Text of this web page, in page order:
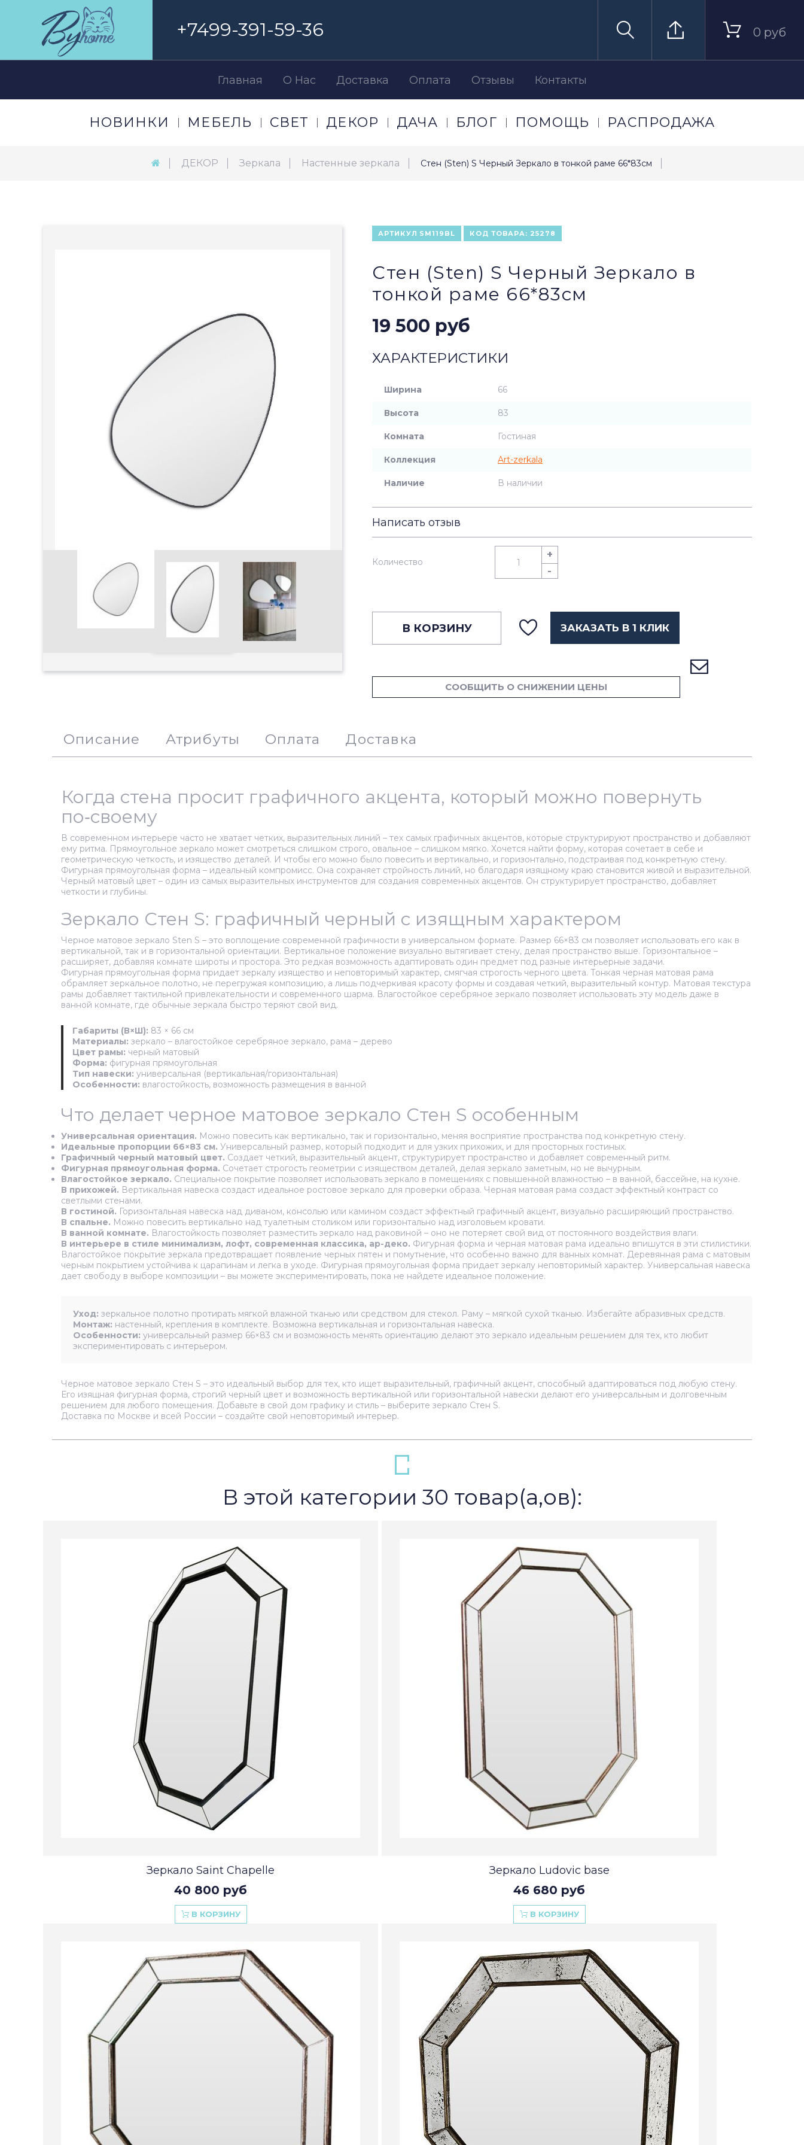
+7499-391-59-36 0 руб
Главная О Нас Доставка Оплата Отзывы Контакты
НОВИНКИ МЕБЕЛЬ СВЕТ ДЕКОР ДАЧА БЛОГ ПОМОЩЬ РАСПРОДАЖА
ДЕКОР Зеркала Настенные зеркала Стен (Sten) S Черный Зеркало в тонкой раме 66*83см
Увеличить
АРТИКУЛ SM119BL КОД ТОВАРА: 25278
Стен (Sten) S Черный Зеркало в
тонкой раме 66*83см
19 500 руб
ХАРАКТЕРИСТИКИ
Ширина 66
Высота 83
Комната Гостиная
Коллекция Art-zerkala
Наличие В наличии
Написать отзыв
Количество
+
-
В КОРЗИНУ ЗАКАЗАТЬ В 1 КЛИК
СООБЩИТЬ О СНИЖЕНИИ ЦЕНЫ
Описание Атрибуты Оплата Доставка
Когда стена просит графичного акцента, который можно повернуть
по‑своему
В современном интерьере часто не хватает четких, выразительных линий – тех самых графичных акцентов, которые структурируют пространство и добавляют
ему ритма. Прямоугольное зеркало может смотреться слишком строго, овальное – слишком мягко. Хочется найти форму, которая сочетает в себе и
геометрическую четкость, и изящество деталей. И чтобы его можно было повесить и вертикально, и горизонтально, подстраивая под конкретную стену.
Фигурная прямоугольная форма – идеальный компромисс. Она сохраняет стройность линий, но благодаря изящному краю становится живой и выразительной.
Черный матовый цвет – один из самых выразительных инструментов для создания современных акцентов. Он структурирует пространство, добавляет
четкости и глубины.
Зеркало Стен S: графичный черный с изящным характером
Черное матовое зеркало Sten S – это воплощение современной графичности в универсальном формате. Размер 66×83 см позволяет использовать его как в
вертикальной, так и в горизонтальной ориентации. Вертикальное положение визуально вытягивает стену, делая пространство выше. Горизонтальное –
расширяет, добавляя комнате широты и простора. Это редкая возможность адаптировать один предмет под разные интерьерные задачи.
Фигурная прямоугольная форма придает зеркалу изящество и неповторимый характер, смягчая строгость черного цвета. Тонкая черная матовая рама
обрамляет зеркальное полотно, не перегружая композицию, а лишь подчеркивая красоту формы и создавая четкий, выразительный контур. Матовая текстура
рамы добавляет тактильной привлекательности и современного шарма. Влагостойкое серебряное зеркало позволяет использовать эту модель даже в
ванной комнате, где обычные зеркала быстро теряют свой вид.
Габариты (В×Ш): 83 × 66 см
Материалы: зеркало – влагостойкое серебряное зеркало, рама – дерево
Цвет рамы: черный матовый
Форма: фигурная прямоугольная
Тип навески: универсальная (вертикальная/горизонтальная)
Особенности: влагостойкость, возможность размещения в ванной
Что делает черное матовое зеркало Стен S особенным
Универсальная ориентация. Можно повесить как вертикально, так и горизонтально, меняя восприятие пространства под конкретную стену.
Идеальные пропорции 66×83 см. Универсальный размер, который подходит и для узких прихожих, и для просторных гостиных.
Графичный черный матовый цвет. Создает четкий, выразительный акцент, структурирует пространство и добавляет современный ритм.
Фигурная прямоугольная форма. Сочетает строгость геометрии с изяществом деталей, делая зеркало заметным, но не вычурным.
Влагостойкое зеркало. Специальное покрытие позволяет использовать зеркало в помещениях с повышенной влажностью – в ванной, бассейне, на кухне.
В прихожей. Вертикальная навеска создаст идеальное ростовое зеркало для проверки образа. Черная матовая рама создаст эффектный контраст со
светлыми стенами.
В гостиной. Горизонтальная навеска над диваном, консолью или камином создаст эффектный графичный акцент, визуально расширяющий пространство.
В спальне. Можно повесить вертикально над туалетным столиком или горизонтально над изголовьем кровати.
В ванной комнате. Влагостойкость позволяет разместить зеркало над раковиной – оно не потеряет свой вид от постоянного воздействия влаги.
В интерьере в стиле минимализм, лофт, современная классика, ар-деко. Фигурная форма и черная матовая рама идеально впишутся в эти стилистики.
Влагостойкое покрытие зеркала предотвращает появление черных пятен и помутнение, что особенно важно для ванных комнат. Деревянная рама с матовым
черным покрытием устойчива к царапинам и легка в уходе. Фигурная прямоугольная форма придает зеркалу неповторимый характер. Универсальная навеска
дает свободу в выборе композиции – вы можете экспериментировать, пока не найдете идеальное положение.
Уход: зеркальное полотно протирать мягкой влажной тканью или средством для стекол. Раму – мягкой сухой тканью. Избегайте абразивных средств.
Монтаж: настенный, крепления в комплекте. Возможна вертикальная и горизонтальная навеска.
Особенности: универсальный размер 66×83 см и возможность менять ориентацию делают это зеркало идеальным решением для тех, кто любит
экспериментировать с интерьером.
Черное матовое зеркало Стен S – это идеальный выбор для тех, кто ищет выразительный, графичный акцент, способный адаптироваться под любую стену.
Его изящная фигурная форма, строгий черный цвет и возможность вертикальной или горизонтальной навески делают его универсальным и долговечным
решением для любого помещения. Добавьте в свой дом графику и стиль – выберите зеркало Стен S.
Доставка по Москве и всей России – создайте свой неповторимый интерьер.
В этой категории 30 товар(а,ов):
Зеркало Saint Chapelle
40 800 руб
В КОРЗИНУ
Зеркало Ludovic base
46 680 руб
В КОРЗИНУ